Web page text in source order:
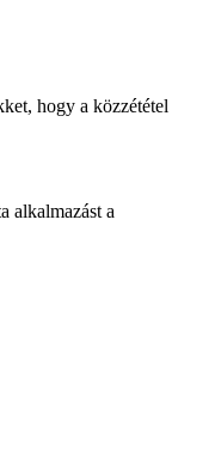
hogy a közzététel
alkalmazást a